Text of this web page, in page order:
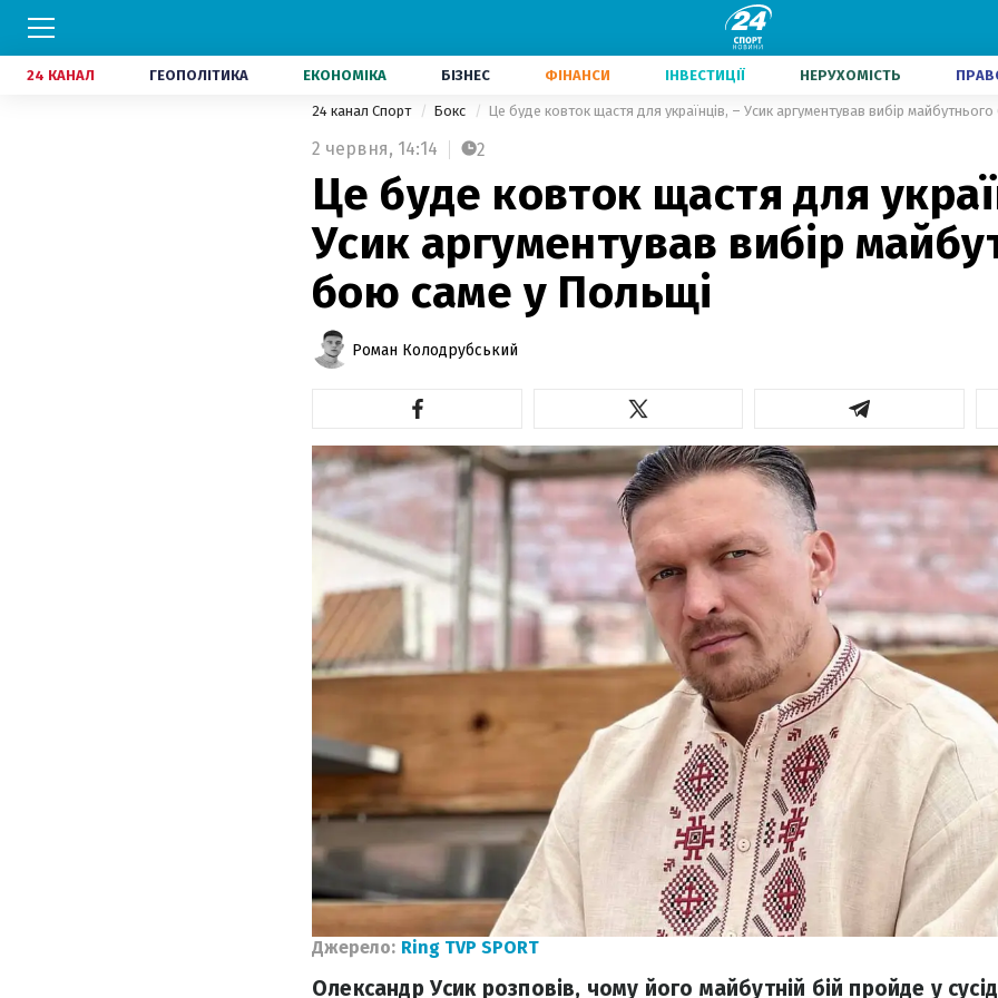
24 КАНАЛ ГЕОПОЛІТИКА ЕКОНОМІКА БІЗНЕС ФІНАНСИ ІНВЕСТИЦІЇ НЕРУХОМІСТЬ
24 канал Спорт Бокс Це буде ковток щастя для українців, – Усик аргументував вибір
2 червня, 14:14 2
Це буде ковток щастя для
Усик аргументував вибір
бою саме у Польщі
Роман Колодрубський
Джерело: Ring TVP SPORT
Олександр Усик розповів, чому його майбутній бій пройде у